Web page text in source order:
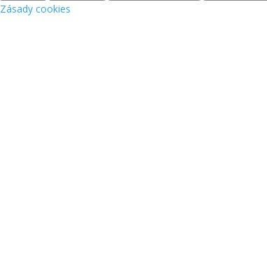
Zásady cookies